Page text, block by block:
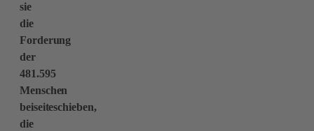
sie
die
Forderung
der
481.595
Menschen
beiseiteschieben,
die